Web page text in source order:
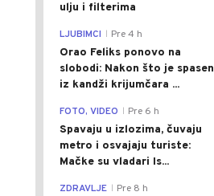
ulju i filterima
LJUBIMCI Pre 4 h
Orao Feliks ponovo na
slobodi: Nakon što je spasen
iz kandži krijumčara ...
FOTO, VIDEO Pre 6 h
Spavaju u izlozima, čuvaju
metro i osvajaju turiste:
Mačke su vladari Is...
ZDRAVLJE Pre 8 h